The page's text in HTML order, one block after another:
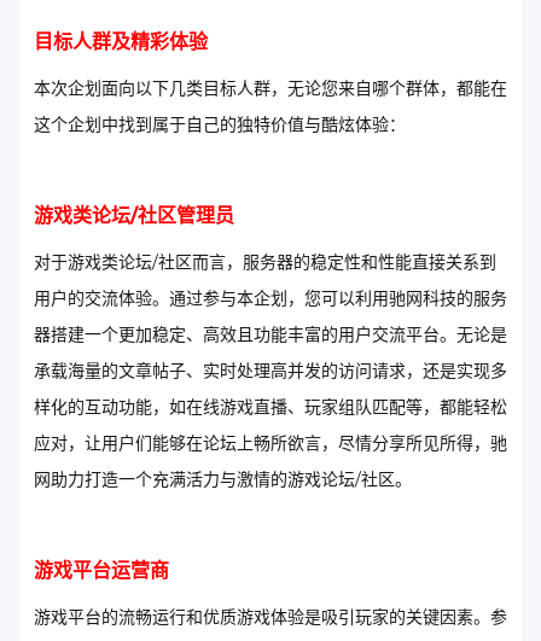
目标人群及精彩体验
本次企划面向以下几类目标人群，无论您来自哪个群体，都能在
这个企划中找到属于自己的独特价值与酷炫体验：
游戏类论坛/社区管理员
对于游戏类论坛/社区而言，服务器的稳定性和性能直接关系到
用户的交流体验。通过参与本企划，您可以利用驰网科技的服务
器搭建一个更加稳定、高效且功能丰富的用户交流平台。无论是
承载海量的文章帖子、实时处理高并发的访问请求，还是实现多
样化的互动功能，如在线游戏直播、玩家组队匹配等，都能轻松
应对，让用户们能够在论坛上畅所欲言，尽情分享所见所得，驰
网助力打造一个充满活力与激情的游戏论坛/社区。
游戏平台运营商
游戏平台的流畅运行和优质游戏体验是吸引玩家的关键因素。参